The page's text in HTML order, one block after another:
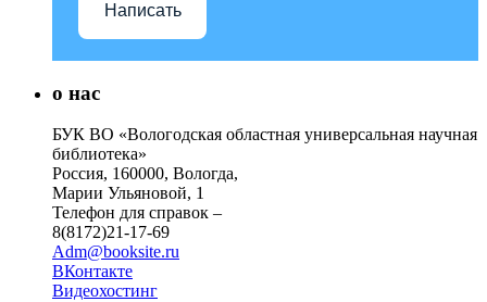
Написать
о нас
БУК ВО «Вологодская областная универсальная научная
библиотека»
Россия, 160000, Вологда,
Марии Ульяновой, 1
Телефон для справок –
8(8172)21-17-69
Adm@booksite.ru
ВКонтакте
Видеохостинг